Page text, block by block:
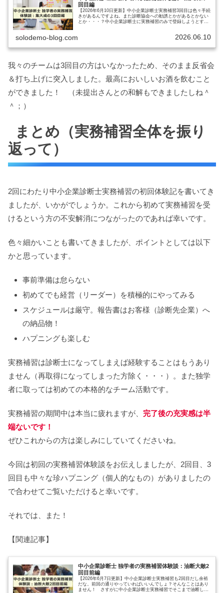
回目編
【2026年6月10日更新】中小企業診断士実務補習3回目は色々手続
きがあるんですよね。また診断協会への勧誘とかがあるとかない
とか・・・？中小企業診断士に実務補習のみで登録しようとする
solodemo-blog.com 2026.06.10
我々のチームは3回目の方はいなかったため、そのまま反省会
＆打ち上げに突入しました。最高においしいお酒を飲むこと
ができました！ （未提出さんとの和解もできましたしね＾
＾；）
まとめ（実務補習全体を振り
返って）
2回にわたり中小企業診断士実務補習の初回体験記を書いてき
ましたが、いかがでしょうか。これから初めて実務補習を受
けるという方の不安解消につながったのであれば幸いです。
色々細かいことも書いてきましたが、ポイントとしては以下
かと思っています。
事前準備は怠らない
初めてでも経営（リーダー）を積極的にやってみる
スケジュールは厳守。報告書はお客様（診断先企業）へ
の納品物！
ハプニングも楽しむ
実務補習は診断士になってしまえば経験することはもうあり
ません（再取得になってしまった方除く・・・）。また独学
者に取っては初めての本格的なチーム活動です。
実務補習の期間中は本当に疲れますが、 完了後の充実感は半
端ないです！
ぜひこれからの方は楽しみにしていてくださいね。
今回は初回の実務補習体験談をお伝えしましたが、2回目、3
回目も中々な珍ハプニング（個人的なもの）がありましたの
で合わせてご覧いただけると幸いです。
それでは、また！
【関連記事】
中小企業診断士 独学者の実務補習体験談：油断大敵2
回目前編
【2026年6月7日更新】中小企業診断士実務補習も2回目だし余裕
だな。前回の通りやっていればいいんでしょ？そんなことはあり
ません！ さすがに中小企業診断士実務補習でそこまで油断して